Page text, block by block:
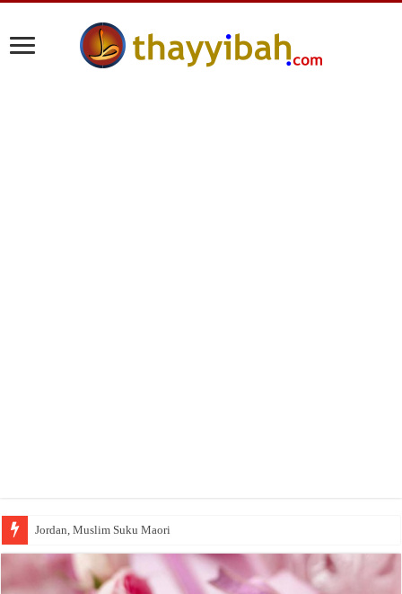
Jordan, Muslim Suku Maori
Wakaf Emas Muktamar